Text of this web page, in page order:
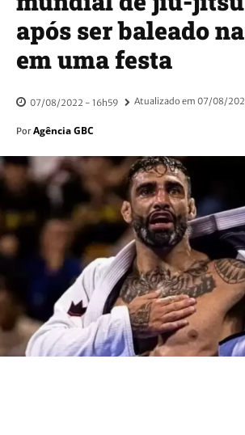
após ser baleado
em uma festa
07/08/2022 - 16h59 Atualizado em 07/08/
Por Agência GBC